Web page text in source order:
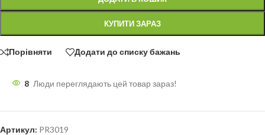
КУПИТИ ЗАРАЗ
Порівняти Додати до списку бажань
8 Люди переглядають цей товар зараз!
Артикул: PR3019